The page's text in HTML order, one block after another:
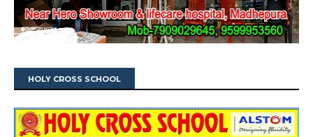
HOLY CROSS SCHOOL